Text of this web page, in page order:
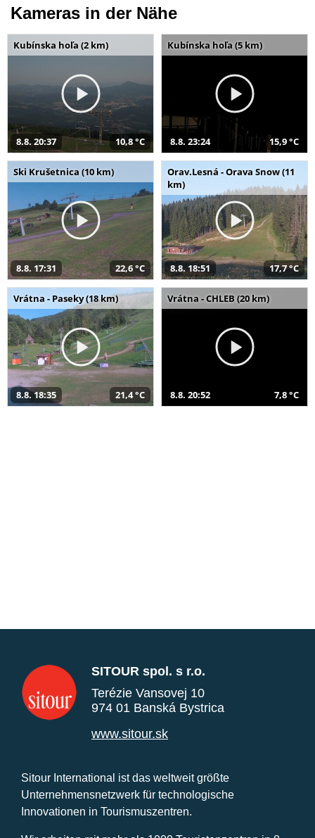
Kameras in der Nähe
Kubínska hoľa (2 km)
8.8. 20:37 10,8 °C
Kubínska hoľa (5 km)
8.8. 23:24 15,9 °C
Ski Krušetnica (10 km)
8.8. 17:31 22,6 °C
Orav.Lesná - Orava Snow (11
km)
8.8. 18:51 17,7 °C
Vrátna - Paseky (18 km)
8.8. 18:35 21,4 °C
Vrátna - CHLEB (20 km)
8.8. 20:52 7,8 °C
SITOUR spol. s r.o.
Terézie Vansovej 10
974 01 Banská Bystrica
www.sitour.sk
Sitour International ist das weltweit größte
Unternehmensnetzwerk für technologische
Innovationen in Tourismuszentren.